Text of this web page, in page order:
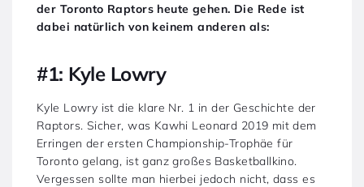
der Toronto Raptors heute gehen. Die Rede ist
dabei natürlich von keinem anderen als:
#1: Kyle Lowry
Kyle Lowry ist die klare Nr. 1 in der Geschichte der
Raptors. Sicher, was Kawhi Leonard 2019 mit dem
Erringen der ersten Championship-Trophäe für
Toronto gelang, ist ganz großes Basketballkino.
Vergessen sollte man hierbei jedoch nicht, dass es